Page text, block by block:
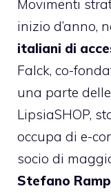
Movimenti
inizio d’anno,
italiani di
Falck, co-
una parte
LipsiaSHOP,
occupa di e-
socio di
Stefano